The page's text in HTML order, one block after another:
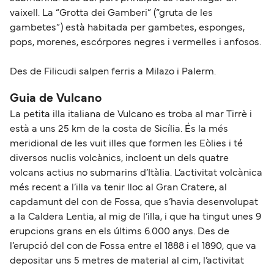
vaixell. La “Grotta dei Gamberi” (“gruta de les
gambetes”) està habitada per gambetes, esponges,
pops, morenes, escórpores negres i vermelles i anfosos.
Des de Filicudi salpen ferris a Milazo i Palerm.
Guia de Vulcano
La petita illa italiana de Vulcano es troba al mar Tirrè i
està a uns 25 km de la costa de Sicília. És la més
meridional de les vuit illes que formen les Eòlies i té
diversos nuclis volcànics, incloent un dels quatre
volcans actius no submarins d’Itàlia. L’activitat volcànica
més recent a l’illa va tenir lloc al Gran Cratere, al
capdamunt del con de Fossa, que s’havia desenvolupat
a la Caldera Lentia, al mig de l’illa, i que ha tingut unes 9
erupcions grans en els últims 6.000 anys. Des de
l’erupció del con de Fossa entre el 1888 i el 1890, que va
depositar uns 5 metres de material al cim, l’activitat